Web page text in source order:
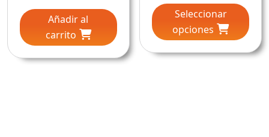
Añadir al
carrito
de
Seleccionar
opciones